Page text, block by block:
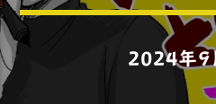
2024年9